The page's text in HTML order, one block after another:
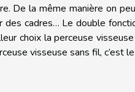
De la même manière on
des cadres… Le double
choix la perceuse
visseuse sans fil, c’est